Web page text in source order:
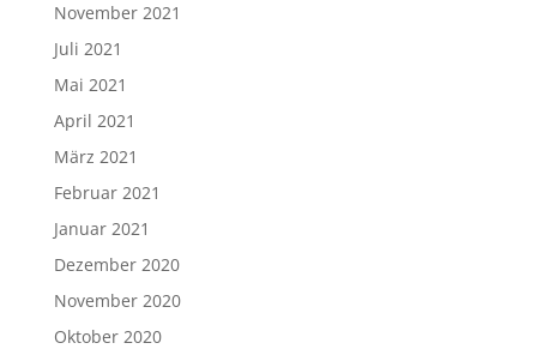
November 2021
Juli 2021
Mai 2021
April 2021
März 2021
Februar 2021
Januar 2021
Dezember 2020
November 2020
Oktober 2020